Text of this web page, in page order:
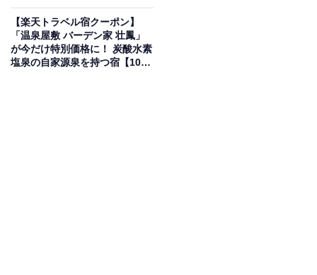
【楽天トラベル宿クーポン】
「温泉屋敷 バーデン家 壮鳳」
が今だけ特別価格に！ 炭酸水素
塩泉の自家源泉を持つ宿【10月